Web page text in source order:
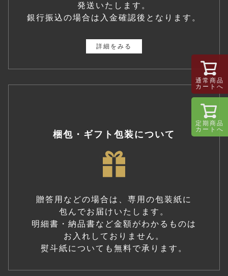
発送いたします。
銀行振込の場合は入金確認後となります。
詳細をみる
梱包・ギフト包装について
贈答用などの場合は、専用の包装紙に
包んでお届けいたします。
明細書・納品書など金額がわかるものは
お入れしておりません。
熨斗紙についても無料で承ります。
通常商品
カートへ
定期商品
カートへ